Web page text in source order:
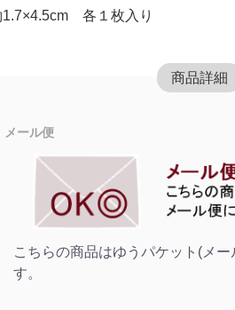
1.7×4.5cm 各１枚入り
商品詳細
メール便
こちらの商品はゆうパケット(メー
す。